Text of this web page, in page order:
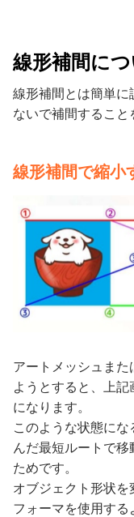
線形補間に
線形補間とは簡単に
ないで補間すること
線形補間で縮小
アートメッシュま
ようとすると、上
になります。
このような状態に
んだ最短ルートで
ためです。
オブジェクト形状
フォーマを使用する